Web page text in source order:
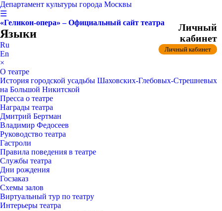
Департамент культуры города Москвы
☰
«Геликон-опера» – Официальный сайт театра
Языки
Ru
En
×
О театре
История городской усадьбы Шаховских-Глебовых-Стрешневых
на Большой Никитской
Пресса о театре
Награды театра
Дмитрий Бертман
Владимир Федосеев
Руководство театра
Гастроли
Правила поведения в театре
Службы театра
Дни рождения
Госзаказ
Схемы залов
Виртуальный тур по театру
Интерьеры театра
Личный
кабинет
Личный кабинет